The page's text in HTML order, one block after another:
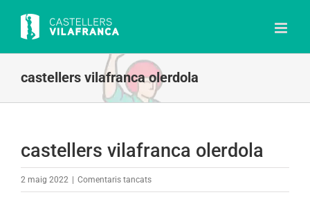
content
castellers vilafranca olerdola
castellers vilafranca olerdola
2 maig 2022 Comentaris tancatsa